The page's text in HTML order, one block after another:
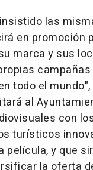
las
en promoción
marca y sus
todo el
al
con
turísticos
película, y que